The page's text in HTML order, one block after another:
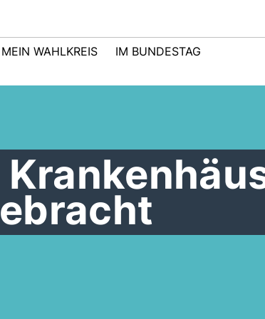
MEIN WAHLKREIS IM BUNDESTAG